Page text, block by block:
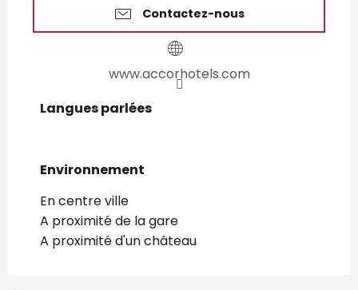
Contactez-nous
www.accorhotels.com
Langues parlées
Langues parlées
Environnement
Environnement
En centre ville
A proximité de la gare
A proximité d'un château